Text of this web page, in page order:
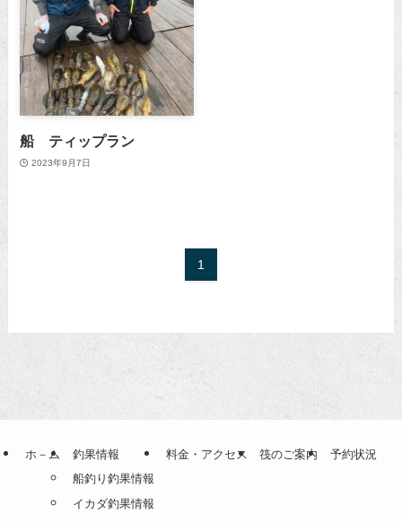
船 ティップラン
2023年9月7日
1
ホ－ム
釣果情報
船釣り釣果情報
イカダ釣果情報
料金・アクセス 筏のご案内 予約状況